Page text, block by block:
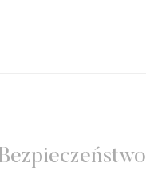
Bezpieczeństwo